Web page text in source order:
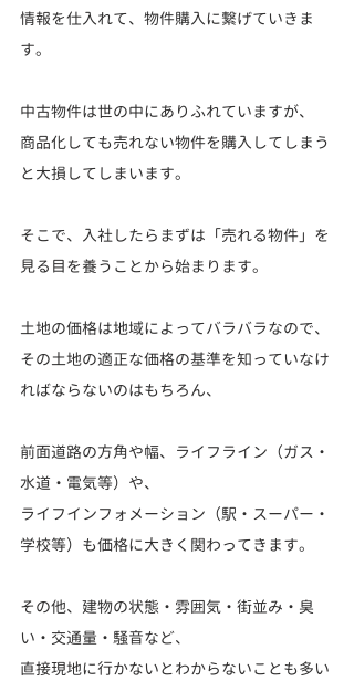
情報を仕入れて、物件購入に繋げていきま
す。
中古物件は世の中にありふれていますが、
商品化しても売れない物件を購入してしまう
と大損してしまいます。
そこで、入社したらまずは「売れる物件」を
見る目を養うことから始まります。
土地の価格は地域によってバラバラなので、
その土地の適正な価格の基準を知っていなけ
ればならないのはもちろん、
前面道路の方角や幅、ライフライン（ガス・
水道・電気等）や、
ライフインフォメーション（駅・スーパー・
学校等）も価格に大きく関わってきます。
その他、建物の状態・雰囲気・街並み・臭
い・交通量・騒音など、
直接現地に行かないとわからないことも多い